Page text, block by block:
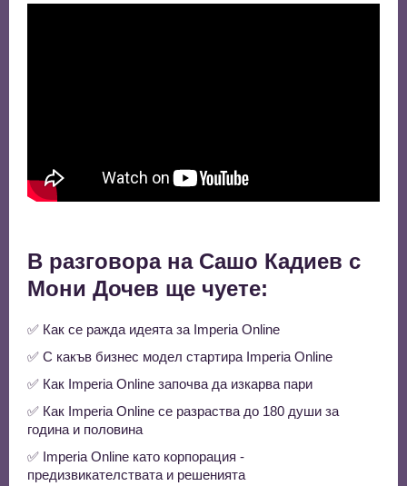
В разговора на Сашо Кадиев с
Мони Дочев ще чуете:
✅ Как се ражда идеята за Imperia Online
✅ С какъв бизнес модел стартира Imperia Online
✅ Как Imperia Online започва да изкарва пари
✅ Как Imperia Online се разраства до 180 души за
година и половина
✅ Imperia Online като корпорация -
предизвикателствата и решенията